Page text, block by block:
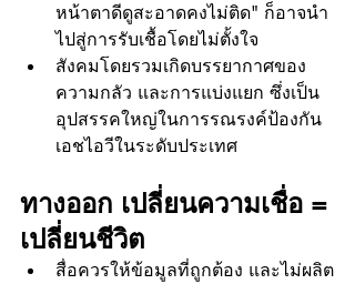
หน้าตาดีดูสะอาดคงไม่ติด" ก็อาจนำ
ไปสู่การรับเชื้อโดยไม่ตั้งใจ
สังคมโดยรวมเกิดบรรยากาศของ
ความกลัว และการแบ่งแยก ซึ่งเป็น
อุปสรรคใหญ่ในการรณรงค์ป้องกัน
เอชไอวีในระดับประเทศ
ทางออก เปลี่ยนความเชื่อ =
เปลี่ยนชีวิต
สื่อควรให้ข้อมูลที่ถูกต้อง และไม่ผลิต